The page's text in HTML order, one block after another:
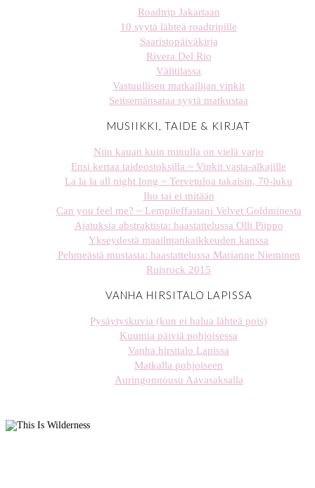
Roadtrip Jakartaan
10 syytä lähteä roadtripille
Saaristopäiväkirja
Rivera Del Rio
Välitilassa
Vastuullisen matkailijan vinkit
Seitsemänsataa syytä matkustaa
MUSIIKKI, TAIDE & KIRJAT
Niin kauan kuin minulla on vielä varjo
Ensi kertaa taideostoksilla ~ Vinkit vasta-alkajille
La la la all night long ~ Tervetuloa takaisin, 70-luku
Iho tai ei mitään
Can you feel me? ~ Lempileffastani Velvet Goldminesta
Ajatuksia abstraktista: haastattelussa Olli Piippo
Ykseydestä maailmankaikkeuden kanssa
Pehmeästä mustasta: haastattelussa Marianne Nieminen
Ruisrock 2015
VANHA HIRSITALO LAPISSA
Pysäytyskuvia (kun ei halua lähteä pois)
Kuumia päiviä pohjoisessa
Vanha hirsitalo Lapissa
Matkalla pohjoiseen
Auringonnousu Aavasaksalla